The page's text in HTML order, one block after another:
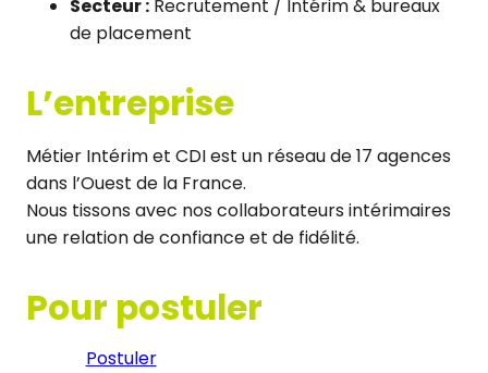
Secteur : Recrutement / Intérim & bureaux
de placement
L’entreprise
Métier Intérim et CDI est un réseau de 17 agences
dans l’Ouest de la France.
Nous tissons avec nos collaborateurs intérimaires
une relation de confiance et de fidélité.
Pour postuler
Postuler